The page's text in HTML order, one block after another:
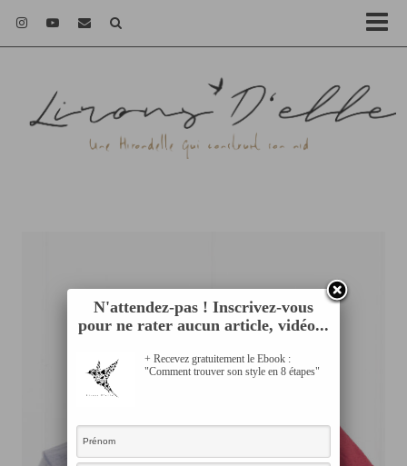
N'attendez-pas ! Inscrivez-vous
pour ne rater aucun article, vidéo...
+ Recevez gratuitement le Ebook :
"Comment trouver son style en 8 étapes"